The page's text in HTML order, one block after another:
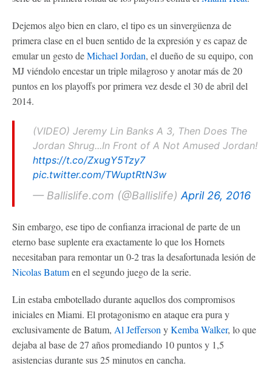
Dejemos algo bien en claro, el tipo es un sinvergüenza de
primera clase en el buen sentido de la expresión y es capaz de
emular un gesto deMichael Jordan, el dueño de su equipo, con
MJ viéndolo encestar un triple milagroso y anotar más de 20
puntos en los playoffs por primera vez desde el 30 de abril del
2014.
(VIDEO) Jeremy Lin Banks A 3, Then Does The
Jordan Shrug...In Front of A Not Amused Jordan!
https://t.co/ZxugY5Tzy7
pic.twitter.com/TWuptRtN3w
— Ballislife.com (@Ballislife) April 26, 2016
Sin embargo, ese tipo de confianza irracional de parte de un
eterno base suplente era exactamente lo que los Hornets
necesitaban para remontar un 0-2 tras la desafortunada lesión de
Nicolas Batumen el segundo juego de la serie.
Lin estaba embotellado durante aquellos dos compromisos
iniciales en Miami. El protagonismo en ataque era pura y
exclusivamente de Batum, Al Jefferson yKemba Walker, lo que
dejaba al base de 27 años promediando 10 puntos y 1,5
asistencias durante sus 25 minutos en cancha.